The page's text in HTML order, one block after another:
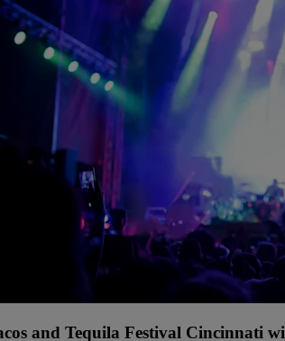
and Tequila Festival Cincinnati